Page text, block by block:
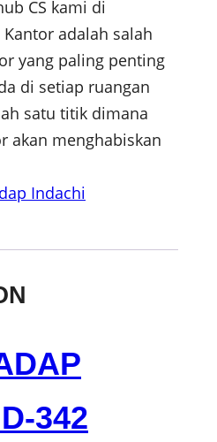
CS kami di
Kantor adalah salah
yang paling penting
di setiap ruangan
satu titik dimana
akan menghabiskan
Indachi
342